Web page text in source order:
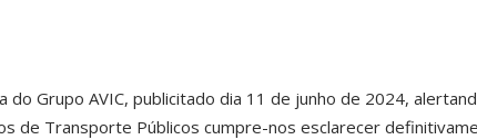
do Grupo AVIC, publicitado dia 11 de junho de 2024,
de Transporte Públicos cumpre-nos esclarecer